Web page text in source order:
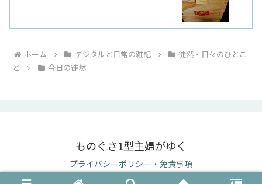
ホーム デジタルと日常の雑記
徒然・日々のひとこ
と
今日の徒然
ものぐさ1型主婦がゆく
プライバシーポリシー・免責事項